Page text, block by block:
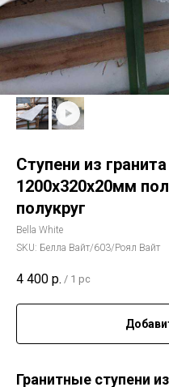
Ступени из
1200x320x20мм
полукруг
Bella White
SKU: Белла Вайт/603/Роял Вайт
4 400 р. / 1 pc
Гранитные ступени